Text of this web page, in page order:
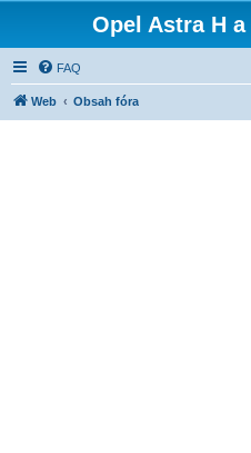
Opel Astra H
FAQ
Web Obsah fóra